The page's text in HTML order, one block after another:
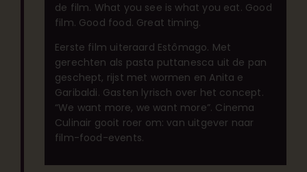
de film. What you see is what you eat. Good
film. Good food. Great timing.
Eerste film uiteraard Estômago. Met
gerechten als pasta puttanesca uit de pan
geschept, rijst met wormen en Anita e
Garibaldi. Gasten lyrisch over het concept.
“We want more, we want more”. Cinema
Culinair gooit roer om: van uitgever naar
film-food-events.